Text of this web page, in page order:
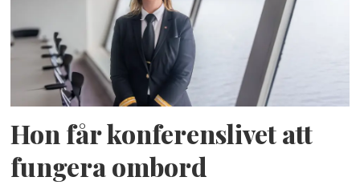
Hon får konferenslivet att
fungera ombord